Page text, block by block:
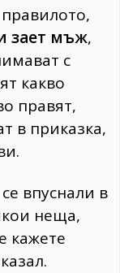
зает мъж,
с
какво
правят,
в приказка,
впуснали в
неща,
кажете